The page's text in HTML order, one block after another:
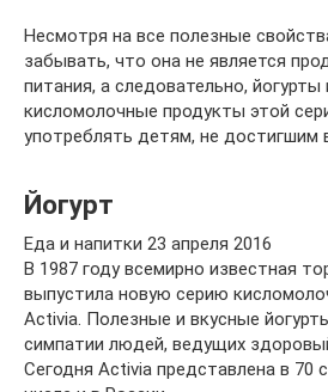
Несмотря на все полезные
забывать, что она не является
питания, а следовательно, йогурты
кисломолочные продукты этой
употреблять детям, не достигшим
Йогурт
Еда и напитки 23 апреля 2016
В 1987 году всемирно известная
выпустила новую серию
Activia. Полезные и вкусные
симпатии людей, ведущих
Сегодня Activia представлена в 70